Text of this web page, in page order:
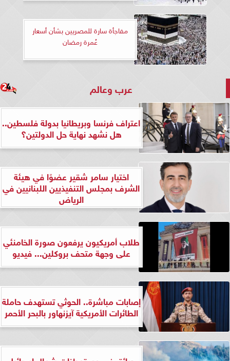
مفاجأة سارة للمصريين بشأن أسعار
عُمرة رمضان
عرب وعالم
اعتراف فرنسا وبريطانيا بدولة فلسطين..
هل نشهد نهاية حل الدولتين؟
اختيار سامر شقير عضوًا في هيئة
الشرف بمجلس التنفيذيين اللبنانيين في
الرياض
طلاب أمريكيون يرفعون صورة الخامنئي
على وجهة متحف بروكلين... فيديو
إصابات مباشرة.. الحوثي تستهدف حاملة
الطائرات الأمريكية آيزنهاور بالبحر الأحمر